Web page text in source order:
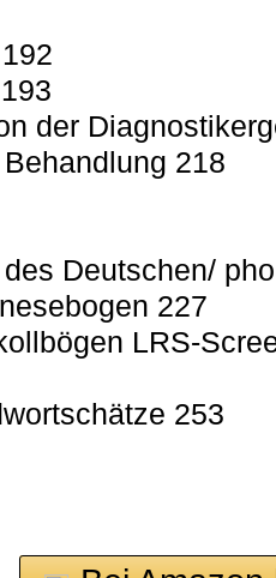
der
218
Deutschen/
227
LRS-
253